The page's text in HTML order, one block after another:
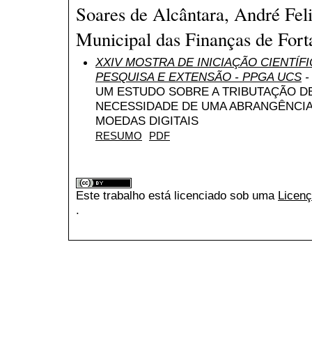
Soares de Alcântara, André
Municipal das Finanças de
XXIV MOSTRA DE INICIAÇÃO
PESQUISA E EXTENSÃO - PPGA UCS -
UM ESTUDO SOBRE A TRIBUTAÇÃO
NECESSIDADE DE UMA
MOEDAS DIGITAIS
RESUMO PDF
Este trabalho está licenciado sob uma
.